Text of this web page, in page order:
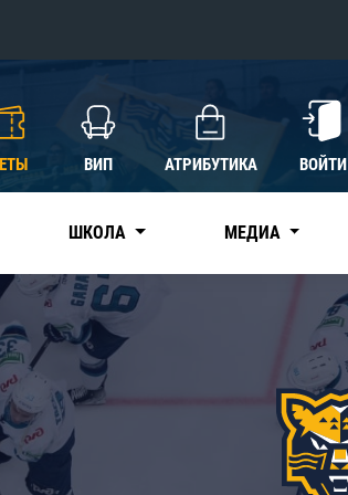
ВИП АТРИБУТИКА ВОЙТИ
ШКОЛА МЕДИА